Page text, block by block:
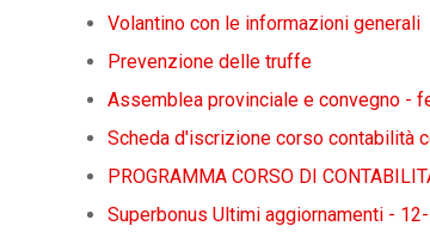
Volantino con le informazioni generali
Prevenzione delle truffe
Assemblea provinciale e convegno -
Scheda d'iscrizione corso contabilità
PROGRAMMA CORSO DI
Superbonus Ultimi aggiornamenti -